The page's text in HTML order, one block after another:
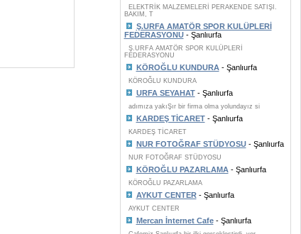
ELEKTRİK MALZEMELERİ PERAKENDE SATIŞI.
BAKIM, T
Ş.URFA AMATÖR SPOR KULÜPLERİ
FEDERASYONU- Şanlıurfa
Ş.URFA AMATÖR SPOR KULÜPLERİ
FEDERASYONU
KÖROĞLU KUNDURA - Şanlıurfa
KÖROĞLU KUNDURA
URFA SEYAHAT- Şanlıurfa
adımıza yakıŞır bir firma olma yolundayız si
KARDEŞ TİCARET- Şanlıurfa
KARDEŞ TİCARET
NUR FOTOĞRAF STÜDYOSU- Şanlıurfa
NUR FOTOĞRAF STÜDYOSU
KÖROĞLU PAZARLAMA - Şanlıurfa
KÖROĞLU PAZARLAMA
AYKUT CENTER- Şanlıurfa
AYKUT CENTER
Mercan İnternet Cafe- Şanlıurfa